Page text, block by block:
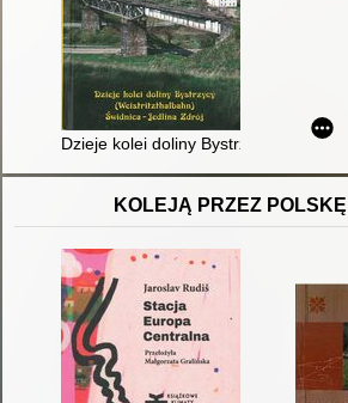
Dzieje kolei doliny Bystrzycy
KOLEJĄ PRZEZ